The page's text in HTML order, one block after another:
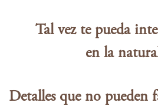
Tal vez te pueda
en la
Detalles que no pueden